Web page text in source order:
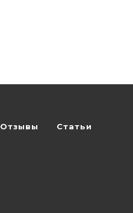
Отзывы Статьи